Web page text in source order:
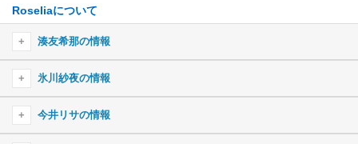
Sweets BAN!
Live Beyond!!
ここから先は歌にならない
夏に閉じ込めて
勇気Limit！
イントロダクション
Rolling star
Northern lights
サムライハート(Some Like It Hot!!)
ハウトゥー世界征服
ヒューマノイド
ベノム
からくりピエロ
Stay Alive
花ハ踊レヤいろはにほ
ルカルカ★ナイトフィーバー
ノスタルジックレインフォール
深愛
残酷な天使のテーゼ
This game
Believe in my existence
六兆年と一夜物語
上海ハニー
コレカラ
全力少年
ドレミファロンド
POP TEAM EPIC
若宮イヴのキャラ一覧
Roseliaについて
湊友希那の情報
湊友希那のプロフィール
湊友希那のキャラ一覧
氷川紗夜の情報
氷川紗夜のプロフィール
氷川紗夜のキャラ一覧
今井リサの情報